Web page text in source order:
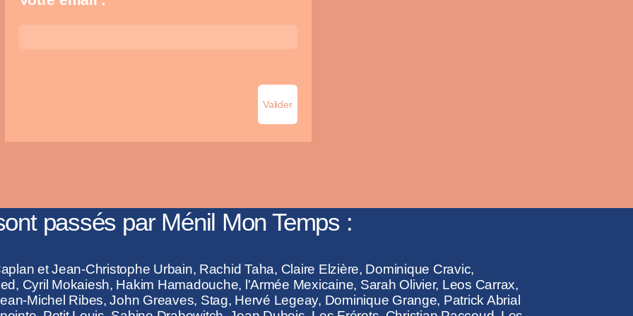
passés par Ménil Mon Temps :
et Jean-Christophe Urbain, Rachid Taha, Claire Elzière, Dominique Cravic,
Cyril Mokaiesh, Hakim Hamadouche, l'Armée Mexicaine, Sarah Olivier, Leos Carrax,
Michel Ribes, John Greaves, Stag, Hervé Legeay, Dominique Grange, Patrick Abrial